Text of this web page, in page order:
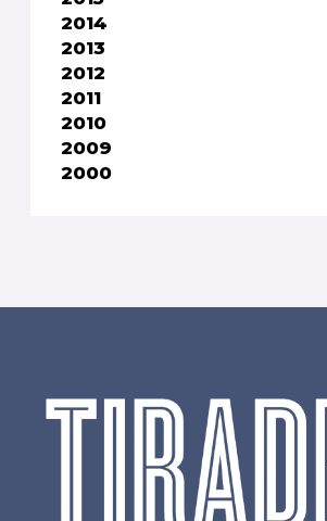
2014
2013
2012
2011
2010
2009
2000